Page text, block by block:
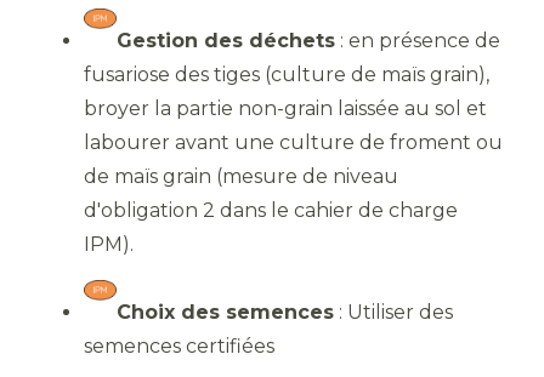
Gestion des déchets : en présence de
fusariose des tiges (culture de maïs grain),
broyer la partie non-grain laissée au sol et
labourer avant une culture de froment ou
de maïs grain (mesure de niveau
d'obligation 2 dans le cahier de charge
IPM).
Choix des semences : Utiliser des
semences certifiées